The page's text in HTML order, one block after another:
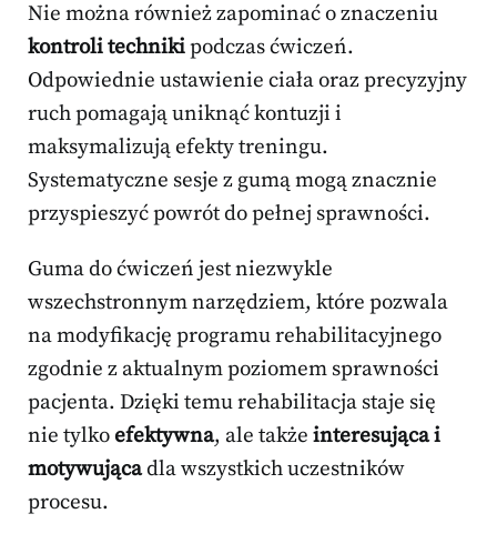
Nie można również zapominać o znaczeniu
kontroli technikipodczas ćwiczeń.
Odpowiednie ustawienie ciała oraz precyzyjny
ruch pomagają uniknąć kontuzji i
maksymalizują efekty treningu.
Systematyczne sesje z gumą mogą znacznie
przyspieszyć powrót do pełnej sprawności.
Guma do ćwiczeń jest niezwykle
wszechstronnym narzędziem, które pozwala
na modyfikację programu rehabilitacyjnego
zgodnie z aktualnym poziomem sprawności
pacjenta. Dzięki temu rehabilitacja staje się
nie tylkoefektywna, ale także interesująca i
motywującadla wszystkich uczestników
procesu.